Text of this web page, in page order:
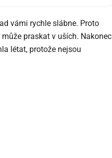
vámi rychle slábne. Proto
praskat v uších. Nakonec
létat, protože nejsou